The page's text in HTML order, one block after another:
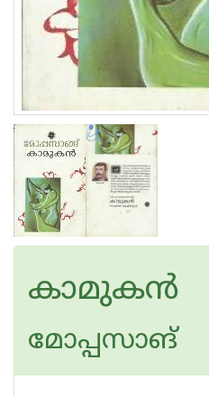
കാമുക‌ന്‍
മോപ്പസാങ്